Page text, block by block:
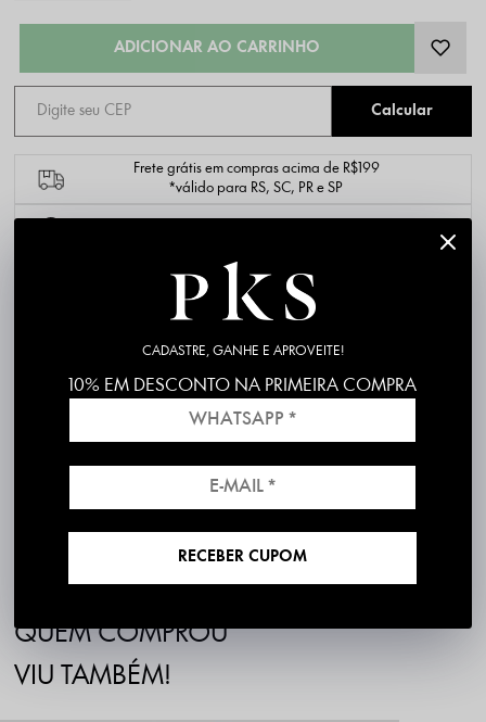
Frete grátis em compras acima de R$199
*válido para RS, SC, PR e SP
DESCRIÇÃO COMPLETA
Código identificador (SKU): PK4691-2
Material: Tecido com revestimento sintético
Composição: 100% Viscose
Cor/Estampa: Preta
Modelagem: Evase, cintura alta
Produzido e entregue por PKS
QUEM COMPROU
VIU TAMBÉM!
CADASTRE, GANHE E APROVEITE!
10% EM DESCONTO NA PRIMEIRA COMPRA
RECEBER CUPOM